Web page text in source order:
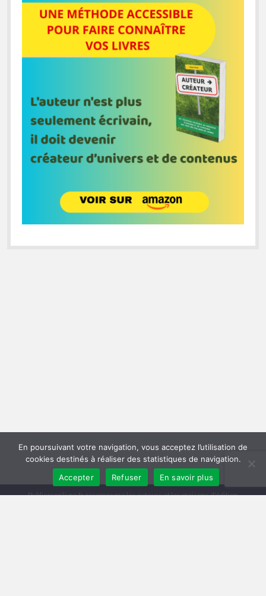
Publiersonlivre.fr accompagne les auteurs et les maisons d'édition
En poursuivant votre navigation, vous acceptez l’utilisation de
cookies destinés à réaliser des statistiques de navigation.
Accepter
Refuser En savoir plus